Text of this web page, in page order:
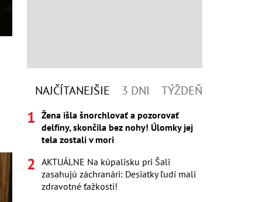
NAJČÍTANEJŠIE 3 DNI TÝŽDEŇ
Žena išla šnorchlovať a pozorovať
delfíny, skončila bez nohy! Úlomky jej
tela zostali v mori
AKTUÁLNE Na kúpalisku pri Šali
zasahujú záchranári: Desiatky ľudí mali
zdravotné ťažkosti!